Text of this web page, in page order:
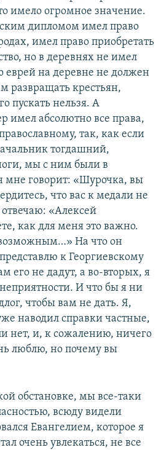
имело огромное значение.
дипломом имел право
имел право приобретать
но в деревнях не имел
еврей на деревне не должен
развращать крестьян,
пускать нельзя. А
имел абсолютно все права,
так, как если
тогдашний,
мы с ним были в
мне говорит: «Шурочка, вы
что вас к медали не
«Алексей
как для меня это важно.
На что он
к Георгиевскому
его не дадут, а во-вторых, я
И что бы я ни
чтобы вам не дать. Я,
наводил справки частные,
нет, и, к сожалению, ничего
люблю, но почему вы
обстановке, мы все-таки
всюду видели
Евангелием, которое я
очень увлекаться, не все